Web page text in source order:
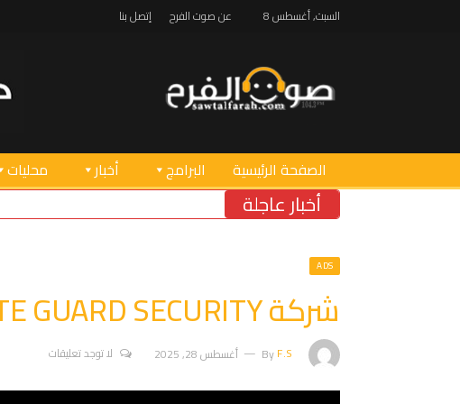
السبت, أغسطس 8 عن صوت الفرح إتصل بنا
الصفحة الرئيسية البرامج أخبار محليات
أخبار عاجلة
ADS
شركة ELITE GUARD SECURITY للأمن والحماية
ByF.S أغسطس 28, 2025 لا توجد تعليقات